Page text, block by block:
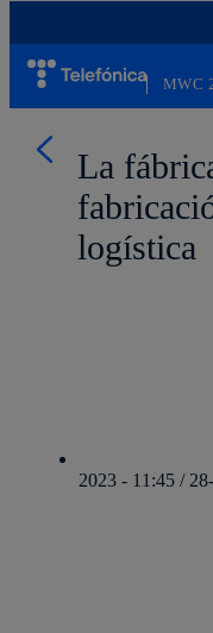
al
contenido
principal
MWC
La
logística
2023 - 11:45 /